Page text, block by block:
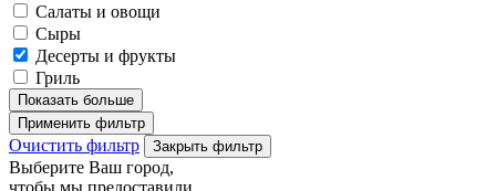
Салаты и овощи
Сыры
Десерты и фрукты
Гриль
Показать больше
Применить фильтр
Очистить фильтр Закрыть фильтр
Выберите Ваш город,
чтобы мы предоставили